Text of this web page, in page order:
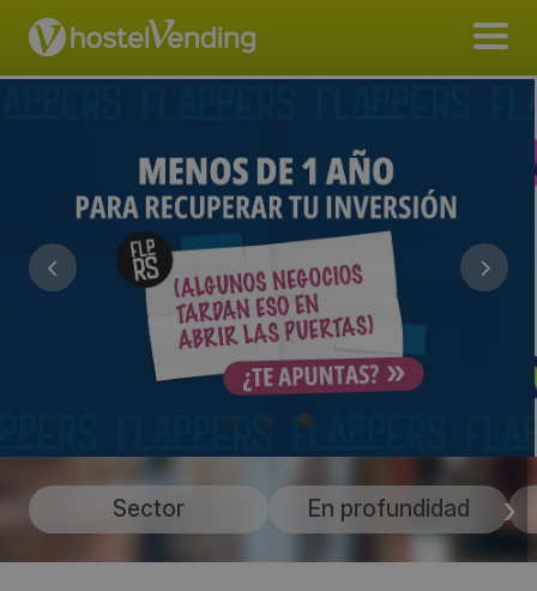
Sector En profundidad